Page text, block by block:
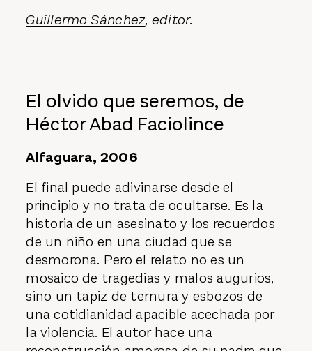
Guillermo Sánchez, editor.
El olvido que seremos, de
Héctor Abad Faciolince
Alfaguara, 2006
El final puede adivinarse desde el
principio y no trata de ocultarse. Es la
historia de un asesinato y los recuerdos
de un niño en una ciudad que se
desmorona. Pero el relato no es un
mosaico de tragedias y malos augurios,
sino un tapiz de ternura y esbozos de
una cotidianidad apacible acechada por
la violencia. El autor hace una